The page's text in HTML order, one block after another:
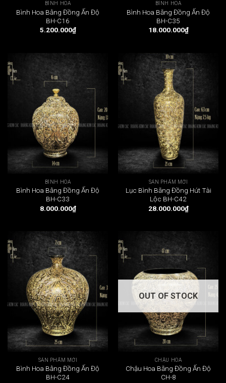
BÌNH HOA
Bình Hoa Bằng Đồng Ấn Độ
BH-C16
5.200.000₫
BÌNH HOA
Bình Hoa Bằng Đồng Ấn Độ
BH-C35
18.000.000₫
BÌNH HOA
Bình Hoa Bằng Đồng Ấn Độ
BH-C33
8.000.000₫
SẢN PHẨM MỚI
Lục Bình Bằng Đồng Hút Tài
Lộc BH-C42
28.000.000₫
SẢN PHẨM MỚI
Bình Hoa Bằng Đồng Ấn Độ
BH-C24
OUT OF STOCK
CHẬU HOA
Chậu Hoa Bằng Đồng Ấn Độ
CH-8